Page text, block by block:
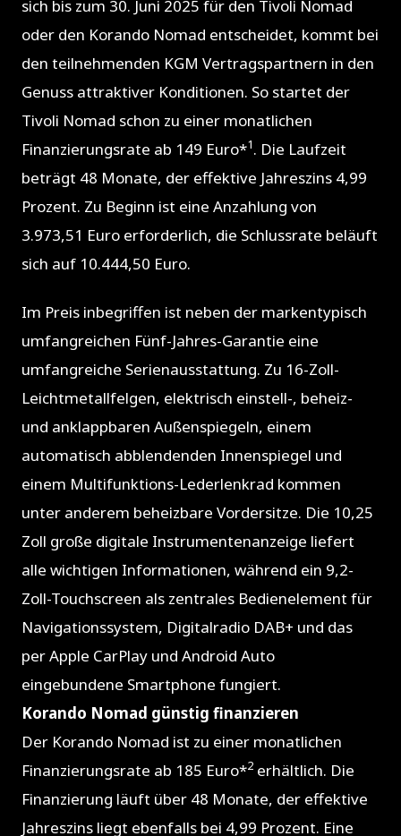
sich bis zum 30. Juni 2025 für den Tivoli Nomad
oder den Korando Nomad entscheidet, kommt bei
den teilnehmenden KGM Vertragspartnern in den
Genuss attraktiver Konditionen. So startet der
Tivoli Nomad schon zu einer monatlichen
Finanzierungsrate ab 149 Euro*1. Die Laufzeit
beträgt 48 Monate, der effektive Jahreszins 4,99
Prozent. Zu Beginn ist eine Anzahlung von
3.973,51 Euro erforderlich, die Schlussrate beläuft
sich auf 10.444,50 Euro.
Im Preis inbegriffen ist neben der markentypisch
umfangreichen Fünf-Jahres-Garantie eine
umfangreiche Serienausstattung. Zu 16-Zoll-
Leichtmetallfelgen, elektrisch einstell-, beheiz-
und anklappbaren Außenspiegeln, einem
automatisch abblendenden Innenspiegel und
einem Multifunktions-Lederlenkrad kommen
unter anderem beheizbare Vordersitze. Die 10,25
Zoll große digitale Instrumentenanzeige liefert
alle wichtigen Informationen, während ein 9,2-
Zoll-Touchscreen als zentrales Bedienelement für
Navigationssystem, Digitalradio DAB+ und das
per Apple CarPlay und Android Auto
eingebundene Smartphone fungiert.
Korando Nomad günstig finanzieren
Der Korando Nomad ist zu einer monatlichen
Finanzierungsrate ab 185 Euro*2 erhältlich. Die
Finanzierung läuft über 48 Monate, der effektive
Jahreszins liegt ebenfalls bei 4,99 Prozent. Eine